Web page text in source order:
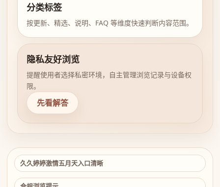
分类标签
按更新、精选、说明、FAQ 等维度快速判断内容范围。
隐私友好浏览
提醒使用者选择私密环境，自主管理浏览记录与设备权
限。
先看解答
久久婷婷激情五月天入口清晰